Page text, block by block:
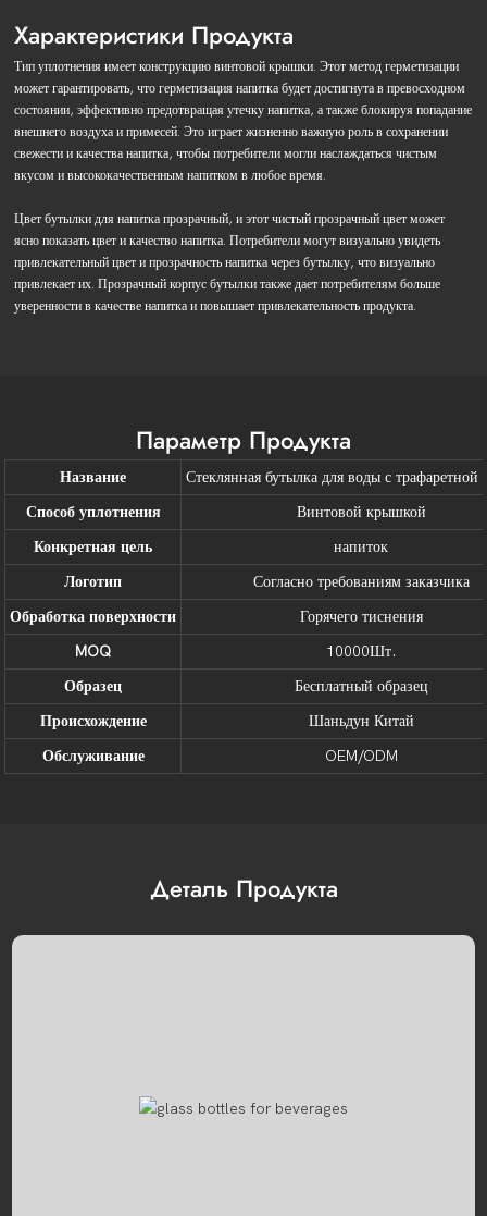
Характеристики Продукта
Тип уплотнения имеет конструкцию винтовой крышки. Этот метод герметизации
может гарантировать, что герметизация напитка будет достигнута в превосходном
состоянии, эффективно предотвращая утечку напитка, а также блокируя попадание
внешнего воздуха и примесей. Это играет жизненно важную роль в сохранении
свежести и качества напитка, чтобы потребители могли наслаждаться чистым
вкусом и высококачественным напитком в любое время.
Цвет бутылки для напитка прозрачный, и этот чистый прозрачный цвет может
ясно показать цвет и качество напитка. Потребители могут визуально увидеть
привлекательный цвет и прозрачность напитка через бутылку, что визуально
привлекает их. Прозрачный корпус бутылки также дает потребителям больше
уверенности в качестве напитка и повышает привлекательность продукта.
Параметр Продукта
Название
Стеклянная бутылка для воды с трафаретной
Способ уплотнения
Винтовой крышкой
Конкретная цель
напиток
Логотип
Согласно требованиям заказчика
Обработка поверхности
Горячего тиснения
MOQ
10000Шт.
Образец
Бесплатный образец
Происхождение
Шаньдун Китай
Обслуживание
OEM/ODM
Деталь Продукта